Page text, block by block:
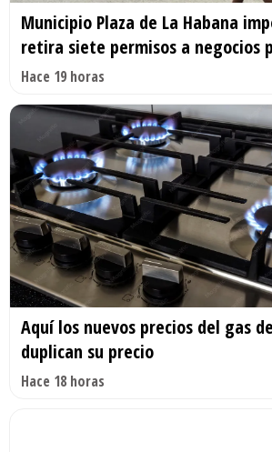
Municipio Plaza de La Habana
retira siete permisos a negocios
Hace 19 horas
Aquí los nuevos precios del gas
duplican su precio
Hace 18 horas